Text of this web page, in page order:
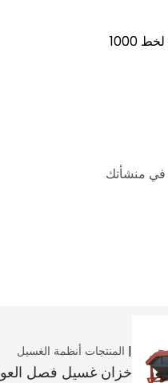
بالنسبة لخط 1000
في منشأتك
المنتجات أنظمة الغسيل
خزان غسيل فصل